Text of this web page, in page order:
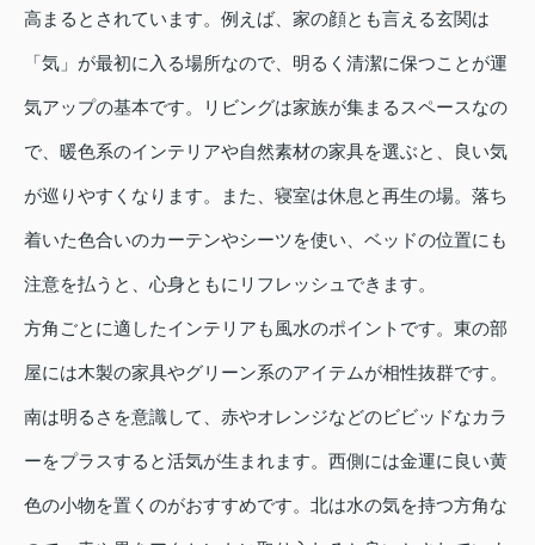
高まるとされています。例えば、家の顔とも言える玄関は
「気」が最初に入る場所なので、明るく清潔に保つことが運
気アップの基本です。リビングは家族が集まるスペースなの
で、暖色系のインテリアや自然素材の家具を選ぶと、良い気
が巡りやすくなります。また、寝室は休息と再生の場。落ち
着いた色合いのカーテンやシーツを使い、ベッドの位置にも
注意を払うと、心身ともにリフレッシュできます。
方角ごとに適したインテリアも風水のポイントです。東の部
屋には木製の家具やグリーン系のアイテムが相性抜群です。
南は明るさを意識して、赤やオレンジなどのビビッドなカラ
ーをプラスすると活気が生まれます。西側には金運に良い黄
色の小物を置くのがおすすめです。北は水の気を持つ方角な